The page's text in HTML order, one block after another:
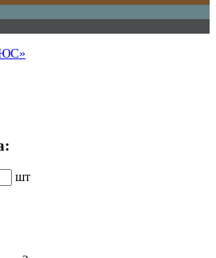
шт